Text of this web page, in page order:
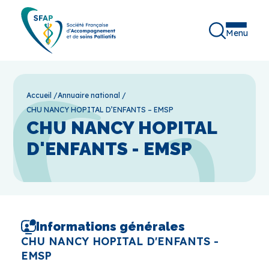
Menu
Accueil /Annuaire national /
CHU NANCY HOPITAL D’ENFANTS – EMSP
CHU NANCY HOPITAL
D'ENFANTS - EMSP
Informations générales
CHU NANCY HOPITAL D'ENFANTS -
EMSP